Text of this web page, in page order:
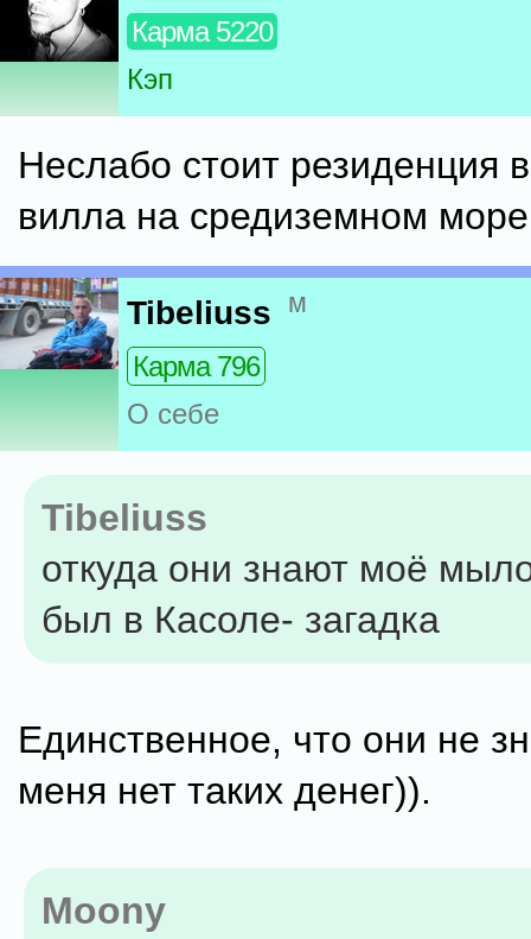
Карма 5220
Кэп
Неслабо стоит резиденция
вилла на средиземном
Tibeliuss м
Карма 796
О себе
Tibeliuss
откуда они знают моё
был в Касоле- загадка
Единственное, что они не
меня нет таких денег)).
Moony